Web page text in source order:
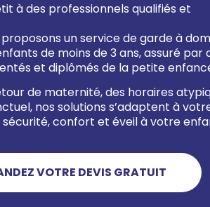
à des professionnels qualifiés et
proposons un service de garde à
de moins de 3 ans, assuré par
et diplômés de la petite
de maternité, des horaires
nos solutions s’adaptent à
confort et éveil à votre
VOTRE DEVIS GRATUIT